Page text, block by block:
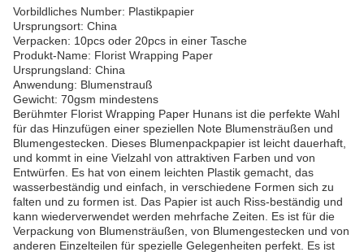
Vorbildliches Number: Plastikpapier
Ursprungsort: China
Verpacken: 10pcs oder 20pcs in einer Tasche
Produkt-Name: Florist Wrapping Paper
Ursprungsland: China
Anwendung: Blumenstrauß
Gewicht: 70gsm mindestens
Berühmter Florist Wrapping Paper Hunans ist die perfekte Wahl
für das Hinzufügen einer speziellen Note Blumensträußen und
Blumengestecken. Dieses Blumenpackpapier ist leicht dauerhaft,
und kommt in eine Vielzahl von attraktiven Farben und von
Entwürfen. Es hat von einem leichten Plastik gemacht, das
wasserbeständig und einfach, in verschiedene Formen sich zu
falten und zu formen ist. Das Papier ist auch Riss-beständig und
kann wiederverwendet werden mehrfache Zeiten. Es ist für die
Verpackung von Blumensträußen, von Blumengestecken und von
anderen Einzelteilen für spezielle Gelegenheiten perfekt. Es ist